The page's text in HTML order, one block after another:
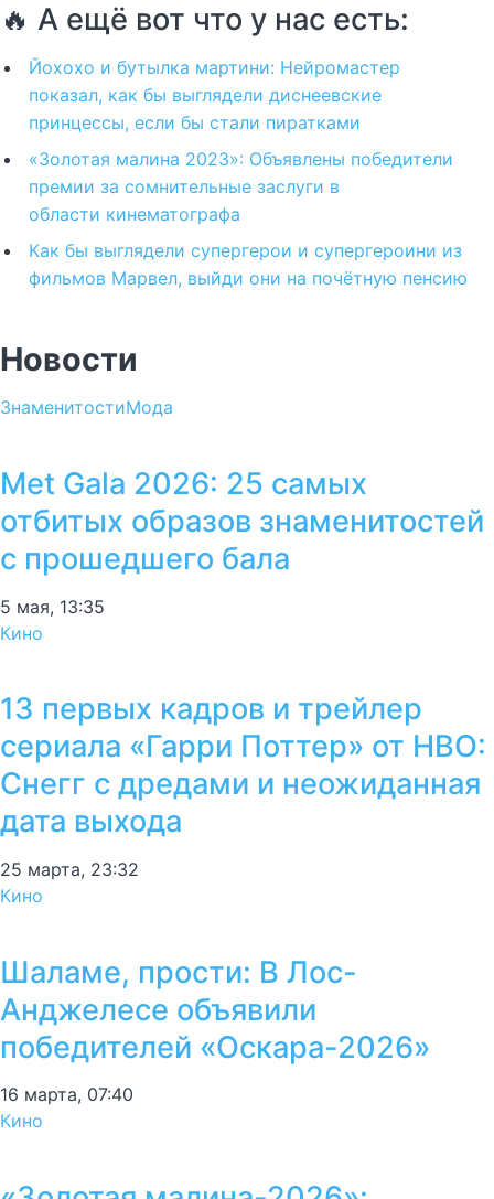
🔥 А ещё вот что у нас есть:
Йохохо и бутылка мартини: Нейромастер
показал, как бы выглядели диснеевские
принцессы, если бы стали пиратками
«Золотая малина 2023»: Объявлены победители
премии за сомнительные заслуги в
области кинематографа
Как бы выглядели супергерои и супергероини из
фильмов Марвел, выйди они на почётную пенсию
Новости
ЗнаменитостиМода
Met Gala 2026: 25 самых
отбитых образов знаменитостей
с прошедшего бала
5 мая, 13:35
Кино
13 первых кадров и трейлер
сериала «Гарри Поттер» от HBO:
Снегг с дредами и неожиданная
дата выхода
25 марта, 23:32
Кино
Шаламе, прости: В Лос-
Анджелесе объявили
победителей «Оскара-2026»
16 марта, 07:40
Кино